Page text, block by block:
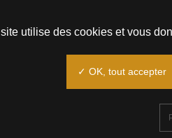
utilise des cookies et vous
✓ OK, tout accepter